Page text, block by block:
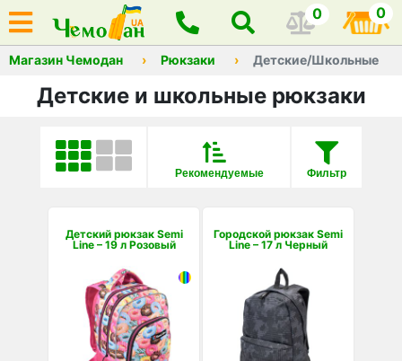
0 0
Магазин Чемодан Рюкзаки Детские/Школьные
Детские и школьные рюкзаки
Фильтр
Рекомендуемые
Детский рюкзак Semi
Line – 19 л Розовый
Городской рюкзак Semi
Line – 17 л Черный